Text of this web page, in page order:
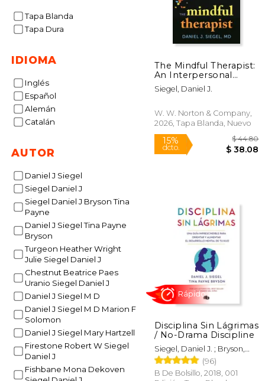
Tapa Blanda
Tapa Dura
IDIOMA
Inglés
Español
Alemán
Catalán
AUTOR
Daniel J Siegel
Siegel Daniel J
Siegel Daniel J Bryson Tina
Payne
Daniel J Siegel Tina Payne
Bryson
Turgeon Heather Wright
Julie Siegel Daniel J
Chestnut Beatrice Paes
Uranio Siegel Daniel J
Daniel J Siegel M D
Daniel J Siegel M D Marion F
Solomon
Daniel J Siegel Mary Hartzell
Firestone Robert W Siegel
Daniel J
Fishbane Mona Dekoven
The Mindful Therapist:
An Interpersonal
Neurobiology
Approach to Healing
Inglés)
Siegel, Daniel J.
W. W. Norton & Company,
2026, Tapa Blanda, Nuevo
15%
dcto.
Disciplina Sin Lágrimas
/ No-Drama Discipline
Siegel, Daniel J. ; Bryson,
Tina Payne
(96)
B De Bolsillo, 2018, 001
Rápido